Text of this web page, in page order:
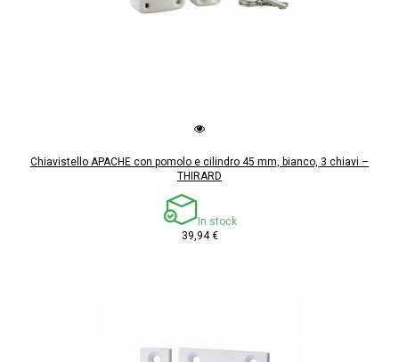
Chiavistello APACHE con pomolo e cilindro 45 mm, bianco, 3 chiavi –
THIRARD
In stock
39,94 €